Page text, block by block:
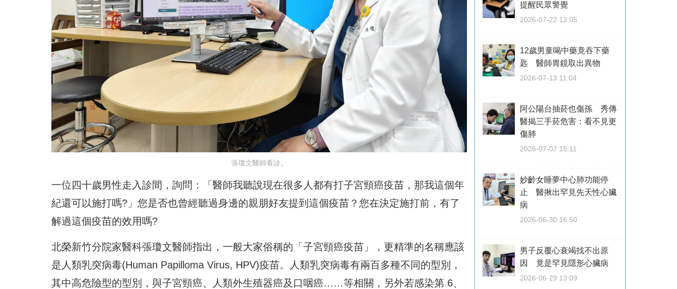
張瓊文醫師看診。
一位四十歲男性走入診間，詢問：「醫師我聽說現在很多人都有打子宮頸癌疫苗，那我這個年
紀還可以施打嗎?」您是否也曾經聽過身邊的親朋好友提到這個疫苗？您在決定施打前，有了
解過這個疫苗的效用嗎?
北榮新竹分院家醫科張瓊文醫師指出，一般大家俗稱的「子宮頸癌疫苗」，更精準的名稱應該
是人類乳突病毒(Human Papilloma Virus, HPV)疫苗。人類乳突病毒有兩百多種不同的型別，
其中高危險型的型別，與子宮頸癌、人類外生殖器癌及口咽癌……等相關，另外若感染第 6、
提醒民眾警覺
2026-07-22 12:05
12歲男童喝中藥竟吞下藥
匙 醫師胃鏡取出異物
2026-07-13 11:04
阿公陽台抽菸也傷孫 秀傳
醫揭三手菸危害：看不見更
傷肺
2026-07-07 15:11
妙齡女睡夢中心肺功能停
止 醫揪出罕見先天性心臟
病
2026-06-30 16:50
男子反覆心衰竭找不出原
因 竟是罕見隱形心臟病
2026-06-29 13:09